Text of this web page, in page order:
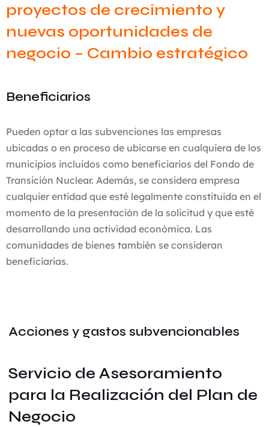
proyectos de crecimiento y
nuevas oportunidades de
negocio – Cambio estratégico
Beneficiarios
Pueden optar a las subvenciones las empresas
ubicadas o en proceso de ubicarse en cualquiera de los
municipios incluidos como beneficiarios del Fondo de
Transición Nuclear. Además, se considera empresa
cualquier entidad que esté legalmente constituida en el
momento de la presentación de la solicitud y que esté
desarrollando una actividad económica. Las
comunidades de bienes también se consideran
beneficiarias.
Acciones y gastos subvencionables
Servicio de Asesoramiento
para la Realización del Plan de
Negocio